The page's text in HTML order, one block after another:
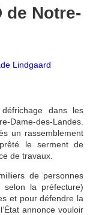
de Notre-
Lindgaard
dans les
Dame-des-Landes.
un rassemblement
le serment de
de travaux.
de personnes
la préfecture)
et pour défendre la
annonce vouloir